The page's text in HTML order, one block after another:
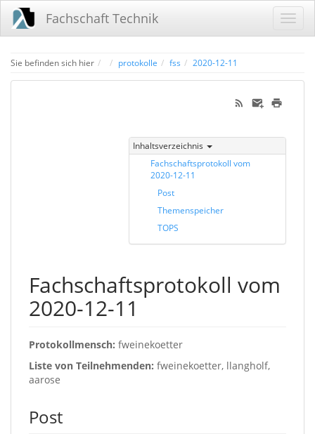
Fachschaft Technik
Sie befinden sich hier Homeprotokolle fss 2020-12-11
Inhaltsverzeichnis
Fachschaftsprotokoll vom
2020-12-11
Post
Themenspeicher
TOPS
Fachschaftsprotokoll vom
2020-12-11
Protokollmensch: fweinekoetter
Liste von Teilnehmenden: fweinekoetter, llangholf,
aarose
Post